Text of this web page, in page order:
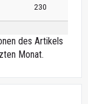
230
des Artikels
Monat.